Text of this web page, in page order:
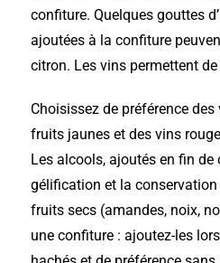
confiture. Quelques gouttes
ajoutées à la confiture
citron. Les vins permettent
Choisissez de préférence
fruits jaunes et des vins
Les alcools, ajoutés en fin
gélification et la
fruits secs (amandes, noix,
une confiture : ajoutez-les